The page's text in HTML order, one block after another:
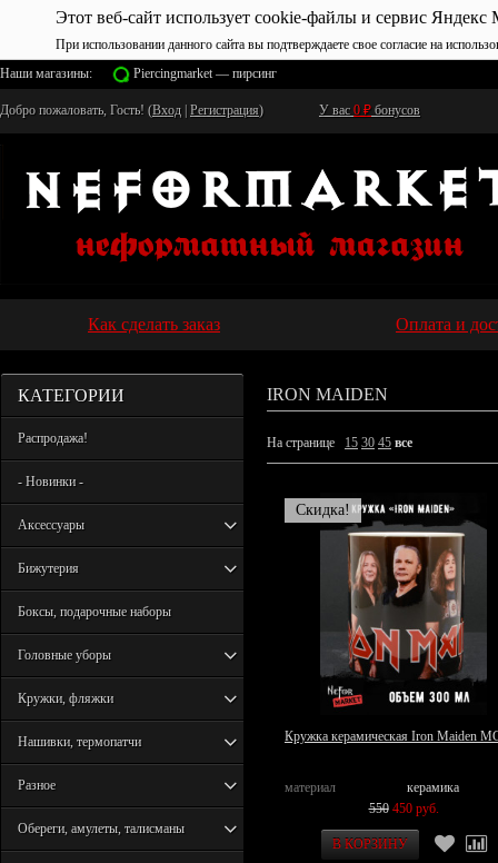
Этот веб-сайт использует cookie-файлы и сервис Яндекс
При использовании данного сайта вы подтверждаете свое согласие на
Наши магазины:
Piercingmarket — пирсинг
Добро пожаловать, Гость! (Вход Регистрация) У вас 0 ₽ бонусов
Как сделать заказ Оплата и
КАТЕГОРИИ
Распродажа!
- Новинки -
Аксессуары
Бижутерия
Боксы, подарочные наборы
Головные уборы
Кружки, фляжки
Нашивки, термопатчи
Разное
Обереги, амулеты, талисманы
IRON MAIDEN
На странице 15 30 45 все
Скидка!
Кружка керамическая Iron Maiden
материал
керамика
550 450 руб.